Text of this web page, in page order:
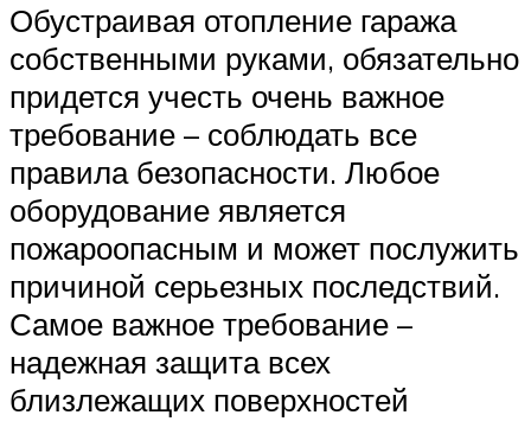
Обустраивая отопление гаража
собственными руками, обязательно
придется учесть очень важное
требование – соблюдать все
правила безопасности. Любое
оборудование является
пожароопасным и может послужить
причиной серьезных последствий.
Самое важное требование –
надежная защита всех
близлежащих поверхностей